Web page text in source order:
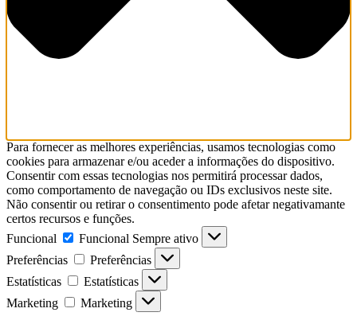
Para fornecer as melhores experiências, usamos tecnologias como
cookies para armazenar e/ou aceder a informações do dispositivo.
Consentir com essas tecnologias nos permitirá processar dados,
como comportamento de navegação ou IDs exclusivos neste site.
Não consentir ou retirar o consentimento pode afetar negativamante
certos recursos e funções.
Funcional
Funcional Sempre ativo
Preferências
Preferências
Estatísticas
Estatísticas
Marketing
Marketing